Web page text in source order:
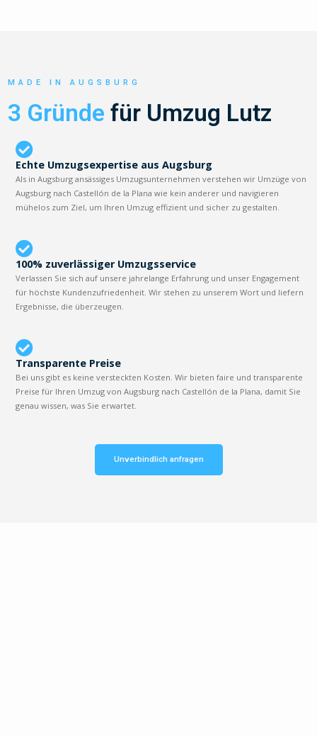
MADE IN AUGSBURG
3 Gründe für Umzug Lutz
Echte Umzugsexpertise aus Augsburg
Als in Augsburg ansässiges Umzugsunternehmen verstehen wir Umzüge von
Augsburg nach Castellón de la Plana wie kein anderer und navigieren
mühelos zum Ziel, um Ihren Umzug effizient und sicher zu gestalten.
100% zuverlässiger Umzugsservice
Verlassen Sie sich auf unsere jahrelange Erfahrung und unser Engagement
für höchste Kundenzufriedenheit. Wir stehen zu unserem Wort und liefern
Ergebnisse, die überzeugen.
Transparente Preise
Bei uns gibt es keine versteckten Kosten. Wir bieten faire und transparente
Preise für Ihren Umzug von Augsburg nach Castellón de la Plana, damit Sie
genau wissen, was Sie erwartet.
Unverbindlich anfragen